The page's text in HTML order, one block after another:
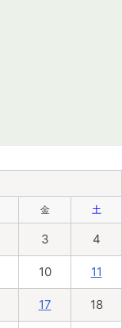
金 土
3 4
10 11
17 18